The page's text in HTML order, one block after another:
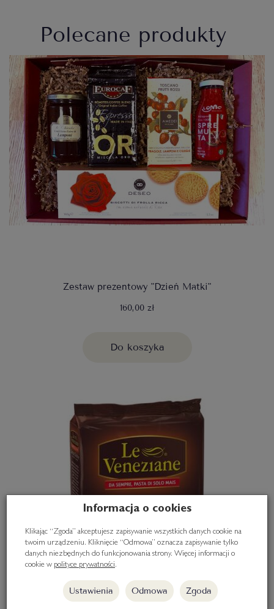
Polecane produkty
Zestaw prezentowy "Dzień Matki"
160,00 zł
Do koszyka
Informacja o cookies
Klikając “Zgoda” akceptujesz zapisywanie wszystkich danych cookie na
twoim urządzeniu. Kliknięcie “Odmowa” oznacza zapisywanie tylko
danych niezbędnych do funkcjonowania strony. Więcej informacji o
cookie w polityce prywatności.
Ustawienia Odmowa Zgoda